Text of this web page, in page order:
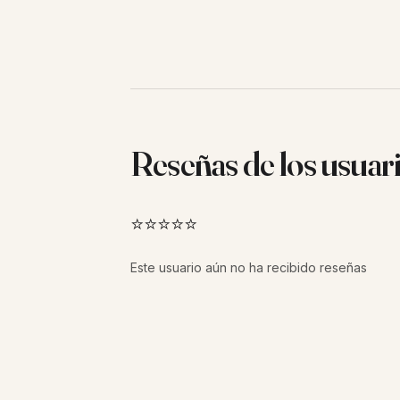
Reseñas de los
⭐⭐⭐⭐⭐
Este usuario aún no ha recibido reseñas